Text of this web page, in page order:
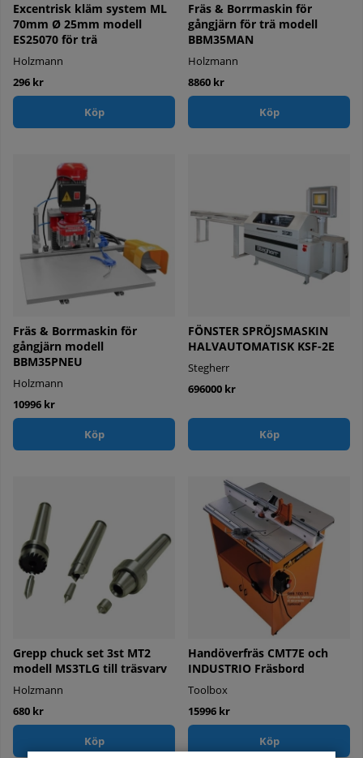
Excentrisk kläm system ML
70mm Ø 25mm modell
ES25070 för trä
Holzmann
296 kr
Köp
Fräs & Borrmaskin för
gångjärn för trä modell
BBM35MAN
Holzmann
8860 kr
Köp
Fräs & Borrmaskin för
gångjärn modell
BBM35PNEU
Holzmann
10996 kr
Köp
FÖNSTER SPRÖJSMASKIN
HALVAUTOMATISK KSF-2E
Stegherr
696000 kr
Köp
Grepp chuck set 3st MT2
modell MS3TLG till träsvarv
Holzmann
680 kr
Köp
Handöverfräs CMT7E och
INDUSTRIO Fräsbord
Toolbox
15996 kr
Köp